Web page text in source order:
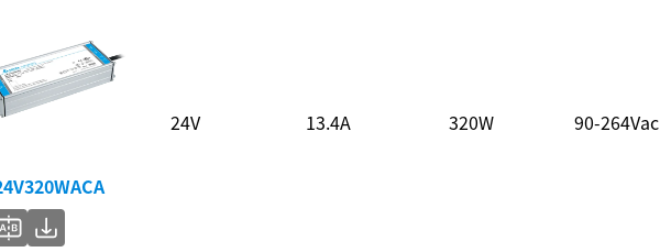
24V 13.4A 320W 90-264Vac